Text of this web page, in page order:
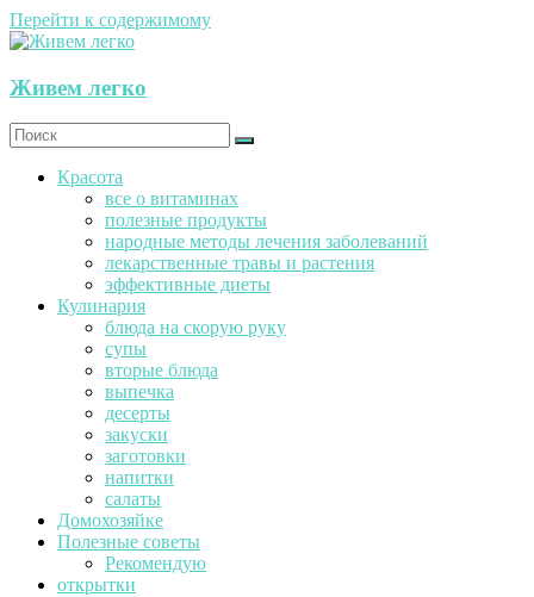
Перейти к содержимому
Живем легко
Красота
все о витаминах
полезные продукты
народные методы лечения заболеваний
лекарственные травы и растения
эффективные диеты
Кулинария
блюда на скорую руку
супы
вторые блюда
выпечка
десерты
закуски
заготовки
напитки
салаты
Домохозяйке
Полезные советы
Рекомендую
открытки